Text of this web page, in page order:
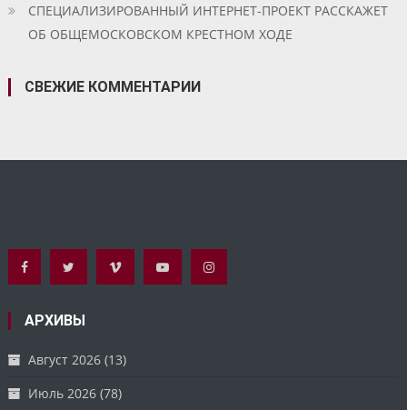
СПЕЦИАЛИЗИРОВАННЫЙ ИНТЕРНЕТ-ПРОЕКТ РАССКАЖЕТ
ОБ ОБЩЕМОСКОВСКОМ КРЕСТНОМ ХОДЕ
СВЕЖИЕ КОММЕНТАРИИ
АРХИВЫ
Август 2026 (13)
Июль 2026 (78)